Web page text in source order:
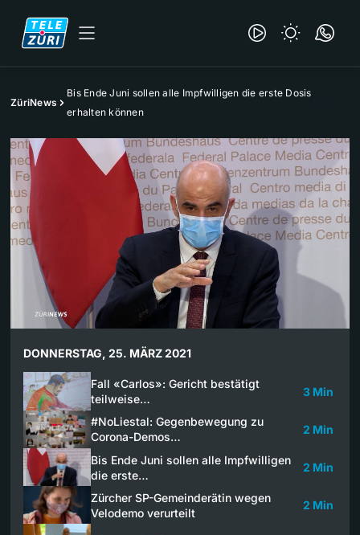
ZüriNews
Bis Ende Juni sollen alle Impfwilligen die erste Dosis
erhalten können
DONNERSTAG, 25. MÄRZ 2021
Fall «Carlos»: Gericht bestätigt
teilweise…
3 Min
#NoLiestal: Gegenbewegung zu
Corona-Demos…
2 Min
Bis Ende Juni sollen alle Impfwilligen
die erste…
2 Min
Zürcher SP-Gemeinderätin wegen
Velodemo verurteilt
2 Min